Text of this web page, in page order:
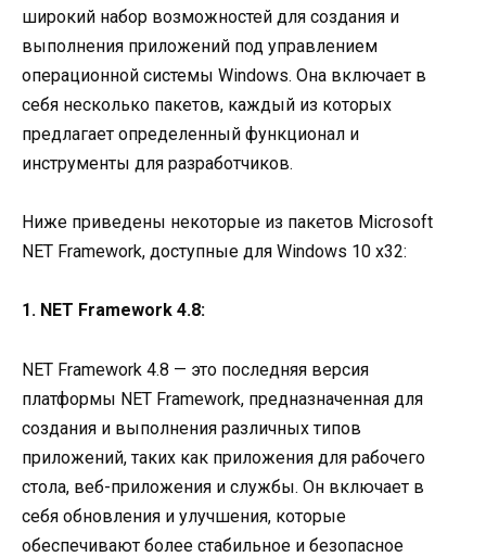
широкий набор возможностей для создания и
выполнения приложений под управлением
операционной системы Windows. Она включает в
себя несколько пакетов, каждый из которых
предлагает определенный функционал и
инструменты для разработчиков.
Ниже приведены некоторые из пакетов Microsoft
NET Framework, доступные для Windows 10 x32:
1. NET Framework 4.8:
NET Framework 4.8 — это последняя версия
платформы NET Framework, предназначенная для
создания и выполнения различных типов
приложений, таких как приложения для рабочего
стола, веб-приложения и службы. Он включает в
себя обновления и улучшения, которые
обеспечивают более стабильное и безопасное